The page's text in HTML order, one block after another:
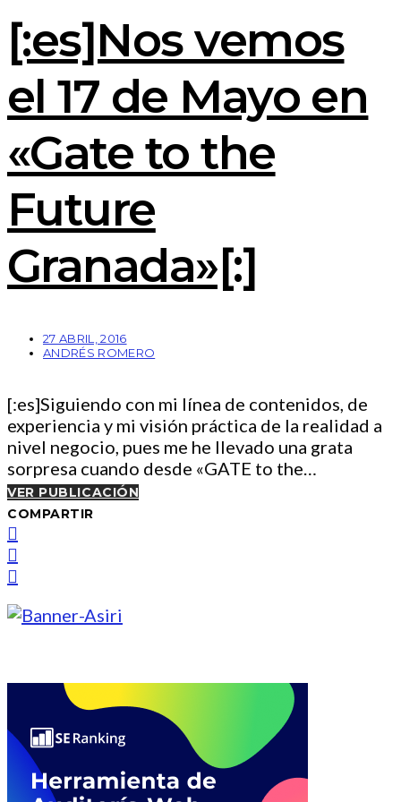
[:es]Nos vemos
el 17 de Mayo en
«Gate to the
Future
Granada»[:]
27 ABRIL, 2016
ANDRÉS ROMERO
[:es]Siguiendo con mi línea de contenidos, de
experiencia y mi visión práctica de la realidad a
nivel negocio, pues me he llevado una grata
sorpresa cuando desde «GATE to the…
VER PUBLICACIÓN
COMPARTIR